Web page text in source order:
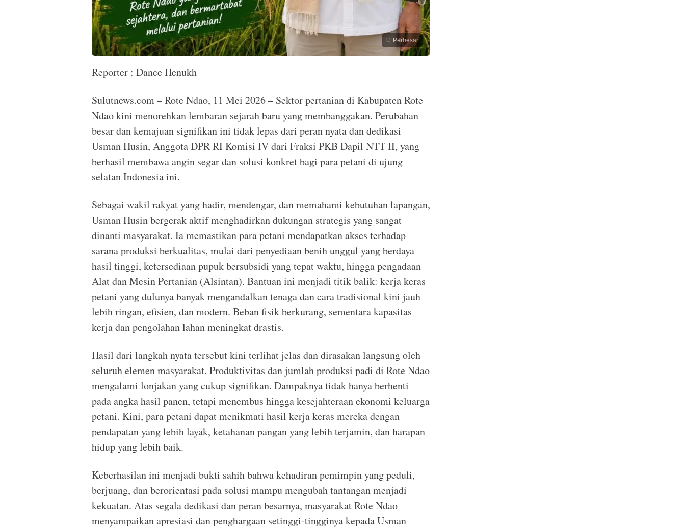
Perbesar
Reporter : Dance Henukh
Sulutnews.com – Rote Ndao, 11 Mei 2026 – Sektor pertanian di Kabupaten Rote
Ndao kini menorehkan lembaran sejarah baru yang membanggakan. Perubahan
besar dan kemajuan signifikan ini tidak lepas dari peran nyata dan dedikasi
Usman Husin, Anggota DPR RI Komisi IV dari Fraksi PKB Dapil NTT II, yang
berhasil membawa angin segar dan solusi konkret bagi para petani di ujung
selatan Indonesia ini.
Sebagai wakil rakyat yang hadir, mendengar, dan memahami kebutuhan lapangan,
Usman Husin bergerak aktif menghadirkan dukungan strategis yang sangat
dinanti masyarakat. Ia memastikan para petani mendapatkan akses terhadap
sarana produksi berkualitas, mulai dari penyediaan benih unggul yang berdaya
hasil tinggi, ketersediaan pupuk bersubsidi yang tepat waktu, hingga pengadaan
Alat dan Mesin Pertanian (Alsintan). Bantuan ini menjadi titik balik: kerja keras
petani yang dulunya banyak mengandalkan tenaga dan cara tradisional kini jauh
lebih ringan, efisien, dan modern. Beban fisik berkurang, sementara kapasitas
kerja dan pengolahan lahan meningkat drastis.
Hasil dari langkah nyata tersebut kini terlihat jelas dan dirasakan langsung oleh
seluruh elemen masyarakat. Produktivitas dan jumlah produksi padi di Rote Ndao
mengalami lonjakan yang cukup signifikan. Dampaknya tidak hanya berhenti
pada angka hasil panen, tetapi menembus hingga kesejahteraan ekonomi keluarga
petani. Kini, para petani dapat menikmati hasil kerja keras mereka dengan
pendapatan yang lebih layak, ketahanan pangan yang lebih terjamin, dan harapan
hidup yang lebih baik.
Keberhasilan ini menjadi bukti sahih bahwa kehadiran pemimpin yang peduli,
berjuang, dan berorientasi pada solusi mampu mengubah tantangan menjadi
kekuatan. Atas segala dedikasi dan peran besarnya, masyarakat Rote Ndao
menyampaikan apresiasi dan penghargaan setinggi-tingginya kepada Usman